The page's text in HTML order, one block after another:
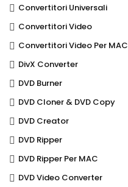
Convertitori Universali
Convertitori Video
Convertitori Video Per MAC
DivX Converter
DVD Burner
DVD Cloner & DVD Copy
DVD Creator
DVD Ripper
DVD Ripper Per MAC
DVD Video Converter